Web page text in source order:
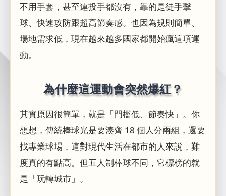
不用手套，甚至連投手都沒有，靠的是徒手擊
球、快速攻防跟超高節奏感。也因為規則簡單、
場地需求低，現在越來越多國家都開始瘋這項運
動。
為什麼這運動會突然爆紅？
其實原因很簡單，就是「門檻低、節奏快」。你
想想，傳統棒球光是要湊齊 18 個人分兩組，還要
找專業球場，這對現代生活在都市的人來說，難
度真的有點高。但五人制棒球不同，它標榜的就
是「玩轉城市」。